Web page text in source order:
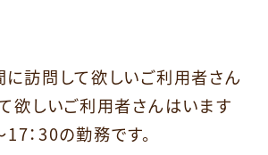
訪問して欲しいご利用者さん
欲しいご利用者さんはいます
：30の勤務です。